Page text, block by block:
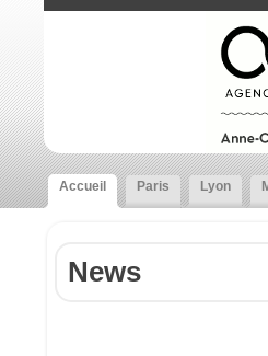
Accueil Paris Lyon
News